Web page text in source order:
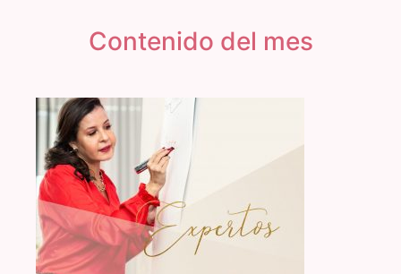
Contenido del mes